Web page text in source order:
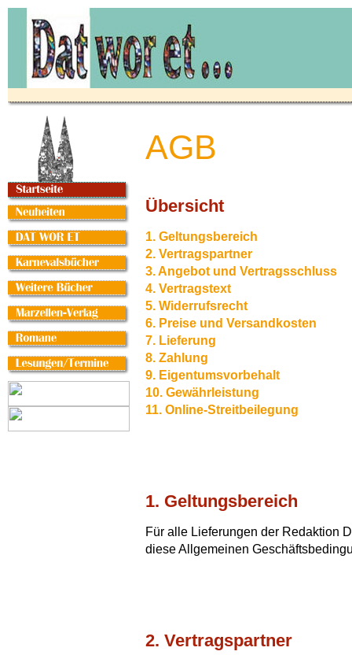
AGB
Übersicht
1. Geltungsbereich
2. Vertragspartner
3. Angebot und Vertragsschluss
4. Vertragstext
5. Widerrufsrecht
6. Preise und Versandkosten
7. Lieferung
8. Zahlung
9. Eigentumsvorbehalt
10. Gewährleistung
11. Online-Streitbeilegung
1. Geltungsbereich
Für alle Lieferungen der Redaktion
diese Allgemeinen
2. Vertragspartner